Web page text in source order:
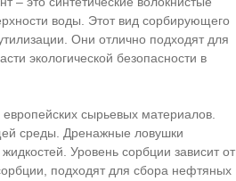
воды. Этот вид сорбирующего
Они отлично подходят для
экологической безопасности в
сырьевых материалов.
среды. Дренажные ловушки
Уровень сорбции зависит от
подходят для сбора нефтяных